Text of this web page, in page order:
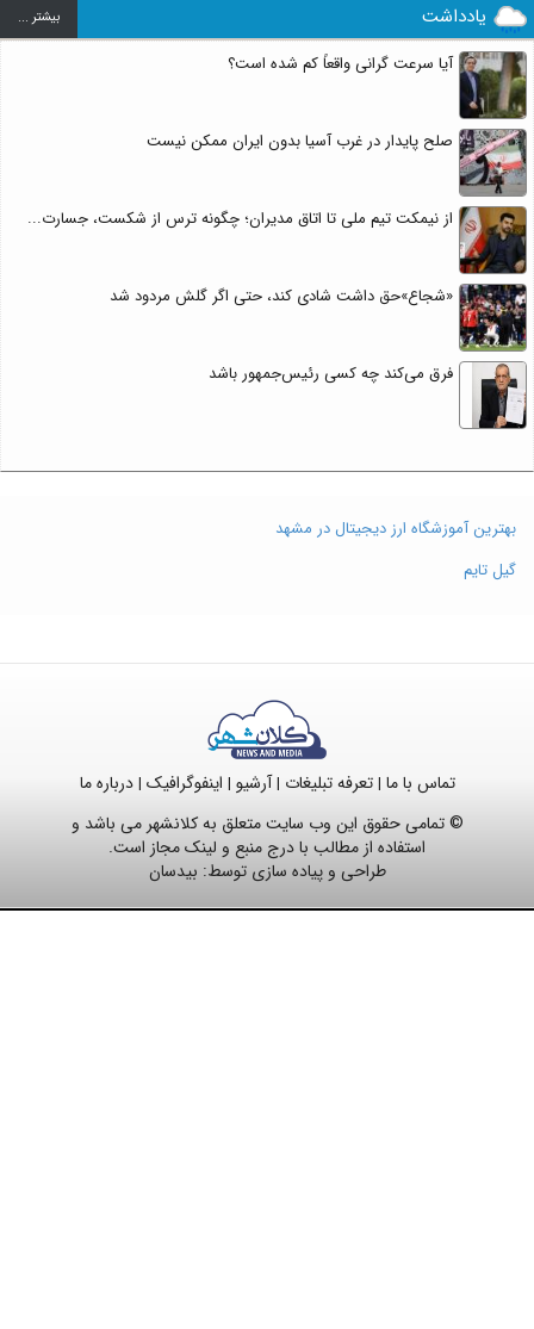
یادداشت بيشتر ...
آیا سرعت گرانی واقعاً کم شده است؟
صلح پایدار در غرب آسیا بدون ایران ممکن نیست
از نیمکت تیم ملی تا اتاق مدیران؛ چگونه ترس از شکست، جسارت...
«شجاع»حق داشت شادی کند، حتی اگر گلش مردود شد
فرق می‌کند چه کسی رئیس‌جمهور باشد
بهترین آموزشگاه ارز دیجیتال در مشهد
گیل تایم
تماس با ما |تعرفه تبلیغات |آرشیو | اینفوگرافیک |درباره ما
© تمامی حقوق این وب سایت متعلق به کلانشهر می باشد و
استفاده از مطالب با درج منبع و لینک مجاز است.
طراحی و پیاده سازی توسط: بیدسان